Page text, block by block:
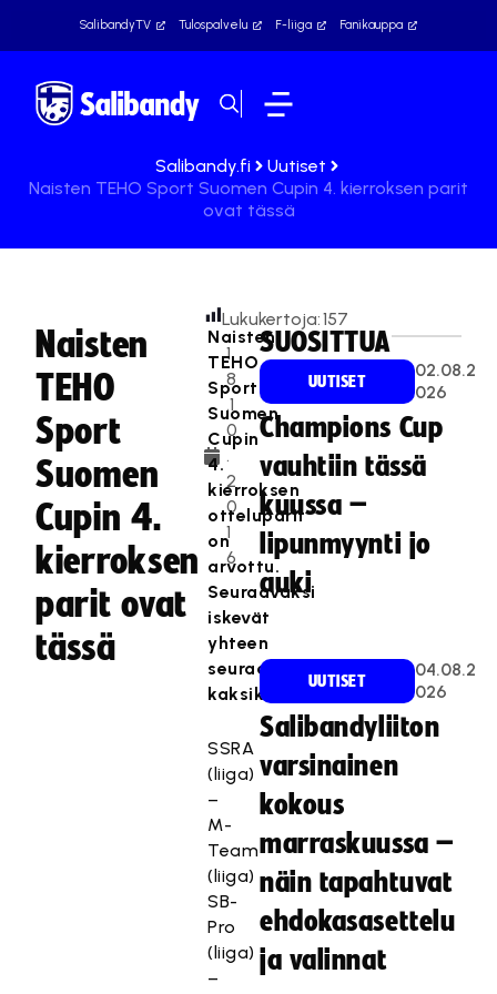
SalibandyTV Tulospalvelu F-liiga Fanikauppa
Salibandy.fi
Uutiset
Naisten TEHO Sport Suomen Cupin 4. kierroksen parit
ovat tässä
Naisten
TEHO
Sport
Suomen
Cupin 4.
kierroksen
parit ovat
tässä
1
8
.1
0
.
2
0
1
6
Lukukertoja:157
Naisten
TEHO
Sport
Suomen
Cupin
4.
kierroksen
otteluparit
on
arvottu.
Seuraavaksi
iskevät
yhteen
seuraavat
kaksikot:
SSRA
(liiga)
–
M-
Team
(liiga)
SB-
Pro
(liiga)
–
SUOSITTUA
UUTISET
02.08.2
026
Champions Cup
vauhtiin tässä
kuussa –
lipunmyynti jo
auki
UUTISET
04.08.2
026
Salibandyliiton
varsinainen
kokous
marraskuussa –
näin tapahtuvat
ehdokasasettelu
ja valinnat